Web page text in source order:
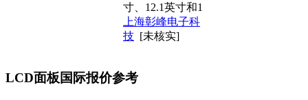
寸、12.1英寸和1
上海彰峰电子科
技 [未核实]
LCD面板国际报价参考